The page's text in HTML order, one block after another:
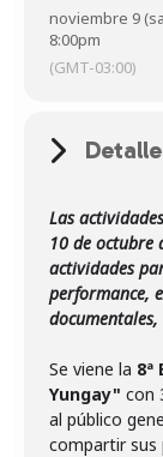
noviembre 9
8:00pm
(GMT-03:00)
Las
10 de octubre
actividades
performance,
Se viene la
Yungay" con
al público
compartir sus